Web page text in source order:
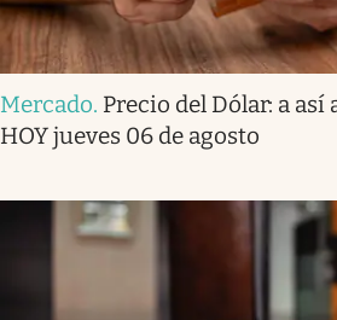
Mercado. Precio del Dólar: a
HOY jueves 06 de agosto